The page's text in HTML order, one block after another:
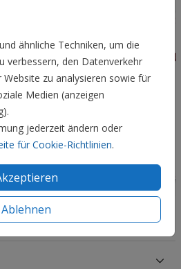
ähnliche Techniken, um die
verbessern, den Datenverkehr
zu analysieren sowie für
Medien (anzeigen
jederzeit ändern oder
für Cookie-Richtlinien.
Ablehnen